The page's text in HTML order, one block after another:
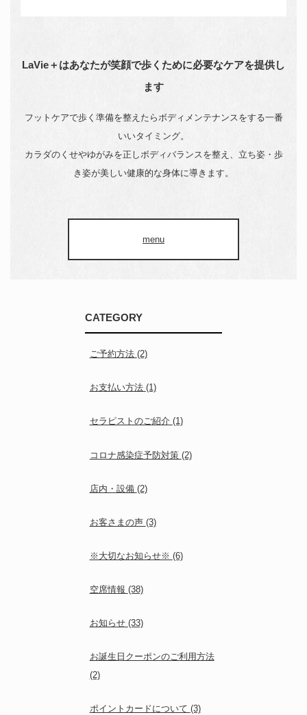
LaVie＋はあなたが笑顔で歩くために必要なケアを提供し
ます
フットケアで歩く準備を整えたらボディメンテナンスをする一番
いいタイミング。
カラダのくせやゆがみを正しボディバランスを整え、立ち姿・歩
き姿が美しい健康的な身体に導きます。
menu
CATEGORY
ご予約方法 (2)
お支払い方法 (1)
セラピストのご紹介 (1)
コロナ感染症予防対策 (2)
店内・設備 (2)
お客さまの声 (3)
※大切なお知らせ※ (6)
空席情報 (38)
お知らせ (33)
お誕生日クーポンのご利用方法
(2)
ポイントカードについて (3)